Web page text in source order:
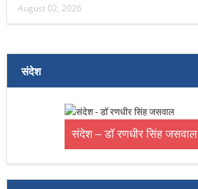
August 02, 2026
संदेश
संदेश – डॉ रणधीर सिंह जसवाल